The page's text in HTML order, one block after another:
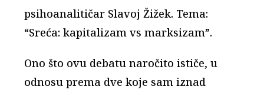
psihoanalitičar Slavoj Žižek. Tema:
“Sreća: kapitalizam vs marksizam”.
Ono što ovu debatu naročito ističe, u
odnosu prema dve koje sam iznad